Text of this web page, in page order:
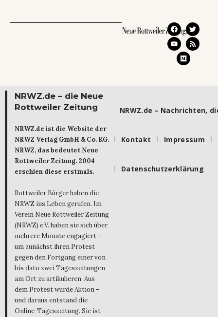
NRWZ.de – die Neue
Rottweiler Zeitung
NRWZ.de ist die Website der
NRWZ Verlag GmbH & Co. KG.
NRWZ, das bedeutet Neue
Rottweiler Zeitung. 2004
erschien diese erstmals.
Rottweiler Bürger haben die
NRWZ ins Leben gerufen. Im
Verein Neue Rottweiler Zeitung
(NRWZ) e.V. haben sie sich über
mehrere Monate engagiert –
um zunächst ihren Protest
gegen den Fortgang einer von
bis dato zwei Tageszeitungen
am Ort zu artikulieren. Aus
dem Protest wurde Aktion –
und daraus entstand die
Online-Tageszeitung. Sie ist
NRWZ.de – Nachrichten,
Kontakt Impressum
Datenschutzerklärung